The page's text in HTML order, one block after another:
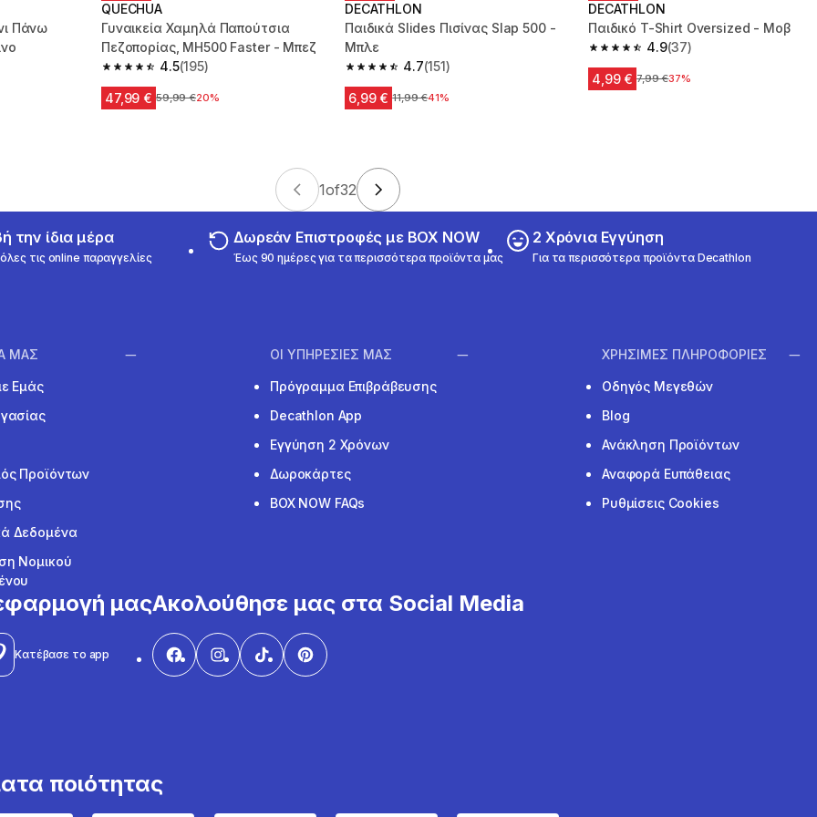
Πάνω
reviews
QUECHUA
Γυναικεία Χαμηλά Παπούτσια
Πεζοπορίας, MH500 Faster - Μπεζ
4.5
4.5 out of 5 stars from 195 reviews
(195)
47,99 € Αρχική τιμή
59,99 €20%
DECATHLON
Παιδικά Slides Πισίνας Slap 500 -
Μπλε
4.7
4.7 out of 5 stars from 151 reviews
(151)
6,99 € Αρχική τιμή
11,99 €41%
DECATHLON
Παιδικό T-Shirt Oversized - Μοβ
4.9
4.9 out of 5 stars from 37 reviews
(37)
4,99 € Αρχική τιμή
7,99 €37%
1of32
την ίδια μέρα
τις online παραγγελίες
Δωρεάν Επιστροφές με BOX NOW
Έως 90 ημέρες για τα περισσότερα προϊόντα μας
2 Χρόνια Εγγύηση
Για τα περισσότερα προϊόντα Decathlon
ΜΑΣ
Εμάς
Προϊόντων
Δεδομένα
Νομικού
ΟΙ ΥΠΗΡΕΣΙΕΣ ΜΑΣ
Πρόγραμμα Επιβράβευσης
Decathlon App
Εγγύηση 2 Χρόνων
Δωροκάρτες
BOX NOW FAQs
ΧΡΗΣΙΜΕΣ ΠΛΗΡΟΦΟΡΙΕΣ
Οδηγός Μεγεθών
Blog
Ανάκληση Προϊόντων
Αναφορά Ευπάθειας
Ρυθμίσεις Cookies
μας
Κατέβασε το app
Ακολούθησε μας στα Social Media
ποιότητας